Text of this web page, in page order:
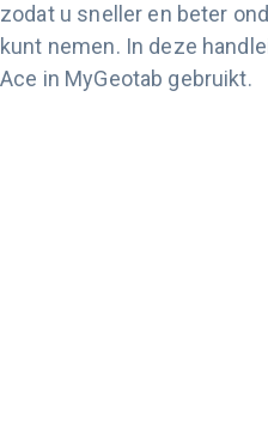
zodat u sneller en beter
kunt nemen. In deze
Ace in MyGeotab gebruikt.